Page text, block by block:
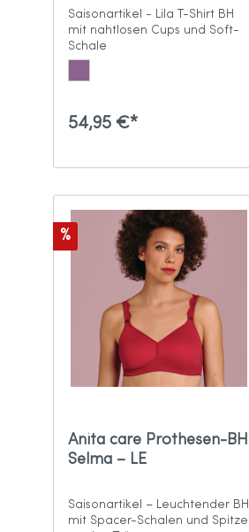
Saisonartikel - Lila T-Shirt BH
mit nahtlosen Cups und Soft-
Schale
54,95 €*
%
Anita care Prothesen-BH
Selma – LE
Saisonartikel – Leuchtender BH
mit Spacer-Schalen und Spitze